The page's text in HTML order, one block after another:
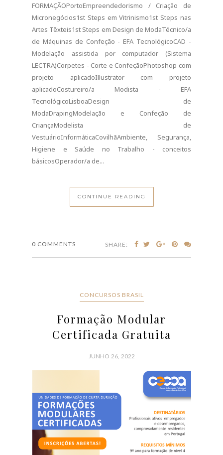
FORMAÇÃOPortoEmpreendedorismo / Criação de
Micronegócios1st Steps em Vitrinismo1st Steps nas
Artes Têxteis1st Steps em Design de ModaTécnico/a
de Máquinas de Confeção - EFA TecnológicoCAD -
Modelação assistida por computador (Sistema
LECTRA)Corpetes - Corte e ConfeçãoPhotoshop com
projeto aplicadoIllustrator com projeto
aplicadoCostureiro/a Modista - EFA
TecnológicoLisboaDesign de
ModaDrapingModelação e Confeção de
CriançaModelista de
VestuárioInformáticaCovilhãAmbiente, Segurança,
Higiene e Saúde no Trabalho - conceitos
básicosOperador/a de...
CONTINUE READING
0 COMMENTS SHARE:
CONCURSOS BRASIL
Formação Modular
Certificada Gratuita
JUNHO 26, 2022